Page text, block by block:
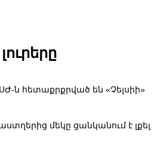
լուրերը
ն հետաքրքրված են «Չելսիի»
մեկը ցանկանում է լքել